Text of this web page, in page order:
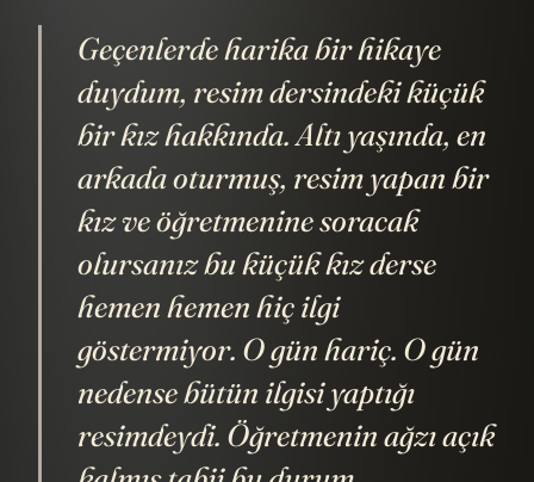
Geçenlerde harika bir hikaye
duydum, resim dersindeki küçük
bir kız hakkında. Altı yaşında, en
arkada oturmuş, resim yapan bir
kız ve öğretmenine soracak
olursanız bu küçük kız derse
hemen hemen hiç ilgi
göstermiyor. O gün hariç. O gün
nedense bütün ilgisi yaptığı
resimdeydi. Öğretmenin ağzı açık